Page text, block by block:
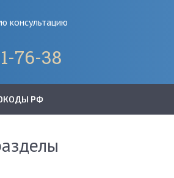
консультацию
76-38
РФ